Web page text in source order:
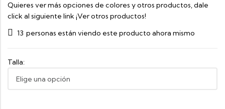
Quieres ver más opciones de colores y otros productos, dale
click al siguiente link ¡Ver otros productos!
13 personas están viendo este producto ahora mismo
Talla: